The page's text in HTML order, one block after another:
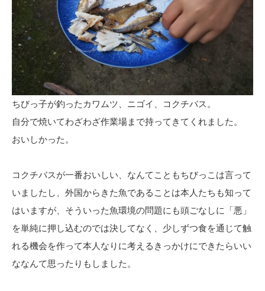
ちびっ子が釣ったカワムツ、ニゴイ、コクチバス。
自分で焼いてわざわざ作業場まで持ってきてくれました。
おいしかった。
コクチバスが一番おいしい、なんてこともちびっこは言って
いましたし、外国からきた魚であることは本人たちも知って
はいますが、そういった魚環境の問題にも頭ごなしに「悪」
を単純に押し込むのでは決してなく、少しずつ食を通じて触
れる機会を作って本人なりに考えるきっかけにできたらいい
ななんて思ったりもしました。